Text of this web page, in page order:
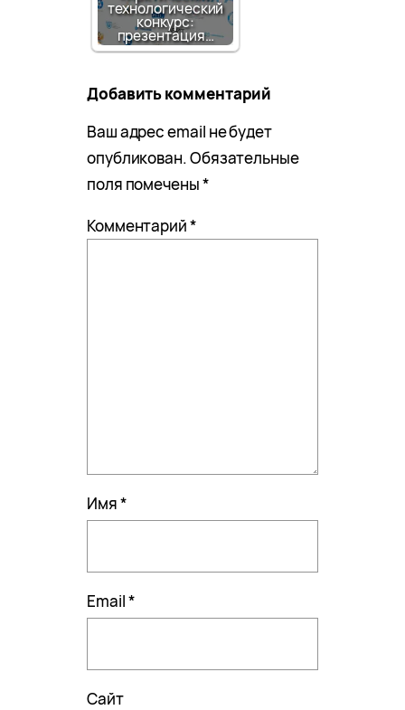
технологический
конкурс:
презентация…
Добавить комментарий
Ваш адрес email не будет
опубликован.Обязательные
поля помечены*
Комментарий*
Имя*
Email*
Сайт